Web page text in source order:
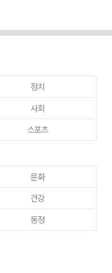
정치
사회
스포츠
문화
건강
동정